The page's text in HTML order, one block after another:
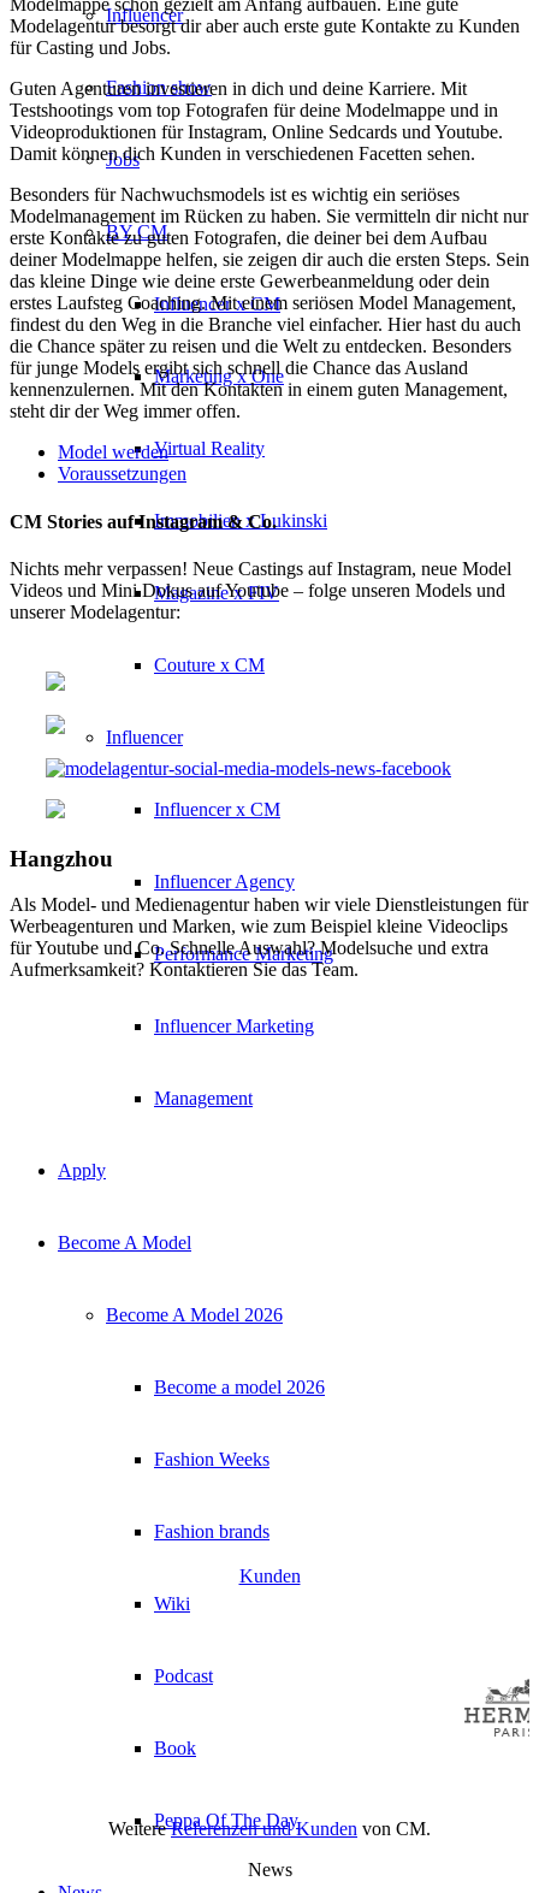
Influencer
Fashion show
Jobs
BY CM
Influencer x CM
Marketing x One
Virtual Reality
Immobilien x Lukinski
Magazine x FIV
Couture x CM
Influencer
Influencer x CM
Influencer Agency
Performance Marketing
Influencer Marketing
Management
Apply
Become A Model
Become A Model 2026
Become a model 2026
Fashion Weeks
Fashion brands
Wiki
Podcast
Book
Peppa Of The Day
Modelmappe schon gezielt am Anfang aufbauen. Eine gute
Modelagentur besorgt dir aber auch erste gute Kontakte zu Kunden
für Casting und Jobs.
Guten Agenturen investieren in dich und deine Karriere. Mit
Testshootings vom top Fotografen für deine Modelmappe und in
Videoproduktionen für Instagram, Online Sedcards und Youtube.
Damit können dich Kunden in verschiedenen Facetten sehen.
Besonders für Nachwuchsmodels ist es wichtig ein seriöses
Modelmanagement im Rücken zu haben. Sie vermitteln dir nicht nur
erste Kontakte zu guten Fotografen, die deiner bei dem Aufbau
deiner Modelmappe helfen, sie zeigen dir auch die ersten Steps. Sein
das kleine Dinge wie deine erste Gewerbeanmeldung oder dein
erstes Laufsteg Coaching. Mit einem seriösen Model Management,
findest du den Weg in die Branche viel einfacher. Hier hast du auch
die Chance später zu reisen und die Welt zu entdecken. Besonders
für junge Models ergibt sich schnell die Chance das Ausland
kennenzulernen. Mit den Kontakten in einem guten Management,
steht dir der Weg immer offen.
Model werden
Voraussetzungen
CM Stories auf Instagram & Co.
Nichts mehr verpassen! Neue Castings auf Instagram, neue Model
Videos und Mini Dokus auf Youtube – folge unseren Models und
unserer Modelagentur:
Hangzhou
Als Model- und Medienagentur haben wir viele Dienstleistungen für
Werbeagenturen und Marken, wie zum Beispiel kleine Videoclips
für Youtube und Co. Schnelle Auswahl? Modelsuche und extra
Aufmerksamkeit? Kontaktieren Sie das Team.
Kunden
WeitereReferenzen und Kunden von CM.
News